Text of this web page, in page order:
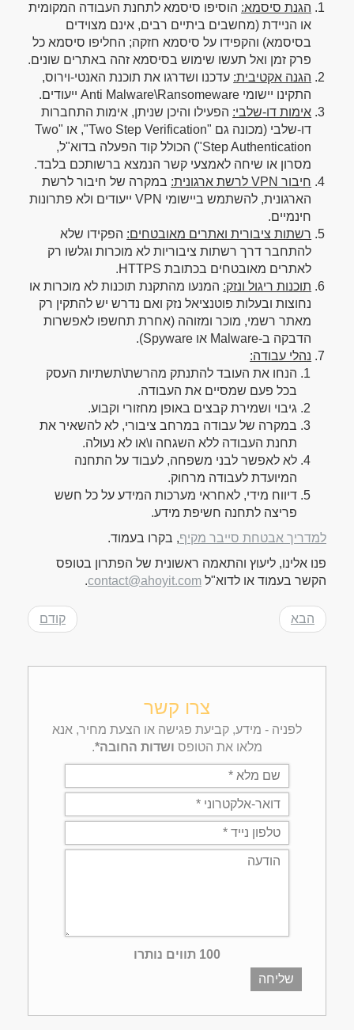
הגנת סיסמא: הוסיפו סיסמא לתחנת העבודה המקומית
או הניידת (מחשבים ביתיים רבים, אינם מצוידים
בסיסמא) והקפידו על סיסמא חזקה; החליפו סיסמא כל
פרק זמן ואל תעשו שימוש בסיסמא זהה באתרים שונים.
הגנה אקטיבית: עדכנו ושדרגו את תוכנת האנטי-וירוס,
התקינו יישומי Anti Malware\Ransomeware ייעודים.
אימות דו-שלבי: הפעילו והיכן שניתן, אימות התחברות
דו-שלבי (מכונה גם "Two Step Verification", או "Two
Step Authentication") הכולל קוד הפעלה בדוא"ל,
מסרון או שיחה לאמצעי קשר הנמצא ברשותכם בלבד.
חיבור VPN לרשת ארגונית:
במקרה של חיבור לרשת
הארגונית, להשתמש ביישומי VPN ייעודים ולא פתרונות
חינמיים.
רשתות ציבורית ואתרים מאובטחים: הפקידו שלא
להתחבר דרך רשתות ציבוריות לא מוכרות וגלשו רק
לאתרים מאובטחים בכתובת HTTPS.
תוכנות ריגול ונזק: המנעו מהתקנת תוכנות לא מוכרות או
נחוצות ובעלות פוטנציאל נזק ואם נדרש יש להתקין רק
מאתר רשמי, מוכר ומזוהה (אחרת תחשפו לאפשרות
הדבקה ב-Malware או Spyware).
נהלי עבודה:
הנחו את העובד להתנתק מהרשת\תשתיות העסק
בכל פעם שמסיים את העבודה.
גיבוי ושמירת קבצים באופן מחזורי וקבוע.
במקרה של עבודה במרחב ציבורי, לא להשאיר את
תחנת העבודה ללא השגחה ו\או לא נעולה.
לא לאפשר לבני משפחה, לעבוד על התחנה
המיועדת לעבודה מרחוק.
דיווח מידי, לאחראי מערכות המידע על כל חשש
פריצה לתחנה חשיפת מידע.
למדריך אבטחת סייבר מקיף, בקרו בעמוד.
פנו אלינו, ליעוץ והתאמה ראשונית של הפתרון בטופס
הקשר בעמוד או לדוא"ל contact@ahoyit.com
.
קודם הבא
צרו קשר
לפניה - מידע, קביעת פגישה או הצעת מחיר, אנא
מלאו את הטופס ושדות החובה*.
100 תווים נותרו
שליחה